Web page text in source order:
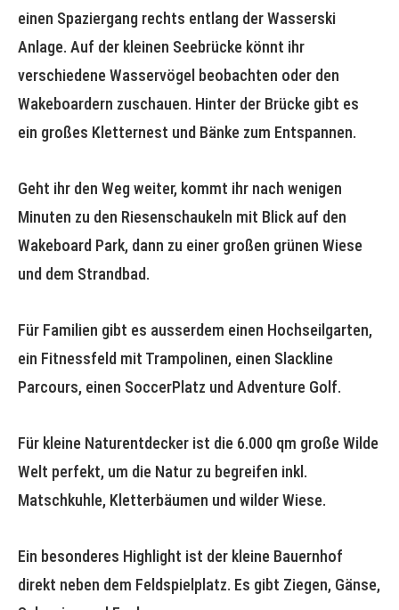
einen Spaziergang rechts entlang der Wasserski
Anlage. Auf der kleinen Seebrücke könnt ihr
verschiedene Wasservögel beobachten oder den
Wakeboardern zuschauen. Hinter der Brücke gibt es
ein großes Kletternest und Bänke zum Entspannen.
Geht ihr den Weg weiter, kommt ihr nach wenigen
Minuten zu den Riesenschaukeln mit Blick auf den
Wakeboard Park, dann zu einer großen grünen Wiese
und dem Strandbad.
Für Familien gibt es ausserdem einen Hochseilgarten,
ein Fitnessfeld mit Trampolinen, einen Slackline
Parcours, einen SoccerPlatz und Adventure Golf.
Für kleine Naturentdecker ist die 6.000 qm große Wilde
Welt perfekt, um die Natur zu begreifen inkl.
Matschkuhle, Kletterbäumen und wilder Wiese.
Ein besonderes Highlight ist der kleine Bauernhof
direkt neben dem Feldspielplatz. Es gibt Ziegen, Gänse,